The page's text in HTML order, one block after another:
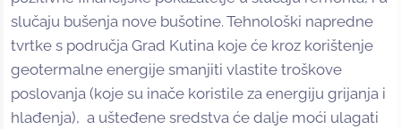
slučaju bušenja nove bušotine. Tehnološki napredne
tvrtke s područja Grad Kutina koje će kroz korištenje
geotermalne energije smanjiti vlastite troškove
poslovanja (koje su inače koristile za energiju grijanja i
hlađenja), a ušteđene sredstva će dalje moći ulagati